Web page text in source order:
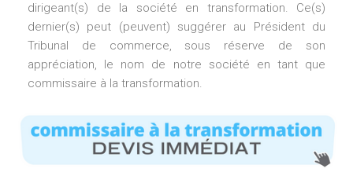
dirigeant(s) de la société en transformation. Ce(s)
dernier(s) peut (peuvent) suggérer au Président du
Tribunal de commerce, sous réserve de son
appréciation, le nom de notre société en tant que
commissaire à la transformation.